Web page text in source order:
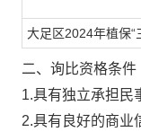
大足区2024年植保“
二、询比资格条件
1.具有独立承担民
2.具有良好的商业